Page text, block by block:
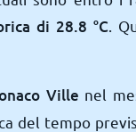
di 28.8 °C .
Ville nel
del tempo